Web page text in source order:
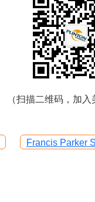
（扫描二维码，加
Francis Parker